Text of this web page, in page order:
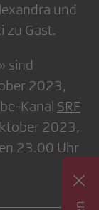
und
zu Gast.
sind
2023,
Kanal SRF
2023,
23.00 Uhr